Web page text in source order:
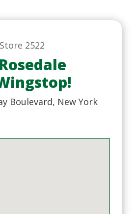
Store 2522
Boulevard, New York